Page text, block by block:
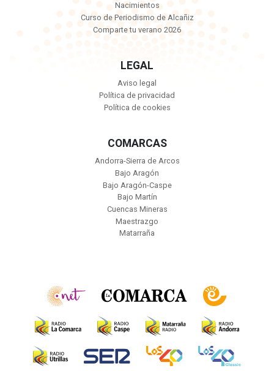
Nacimientos
Curso de Periodismo de Alcañiz
Comparte tu verano 2026
LEGAL
Aviso legal
Política de privacidad
Política de cookies
COMARCAS
Andorra-Sierra de Arcos
Bajo Aragón
Bajo Aragón-Caspe
Bajo Martín
Cuencas Mineras
Maestrazgo
Matarraña